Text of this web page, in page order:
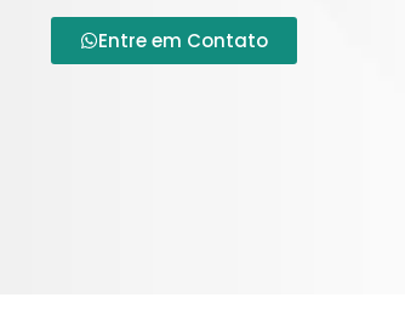
Entre em Contato